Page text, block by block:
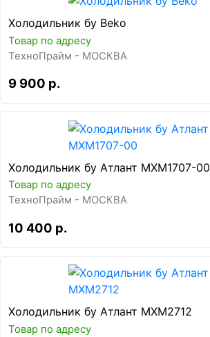
Холодильник бу Beko
Товар по адресу
ТехноПрайм - МОСКВА
9 900 р.
Холодильник бу Атлант МХМ1707-00
Товар по адресу
ТехноПрайм - МОСКВА
10 400 р.
Холодильник бу Атлант МХМ2712
Товар по адресу